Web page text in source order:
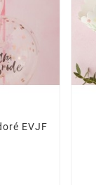
EVJF